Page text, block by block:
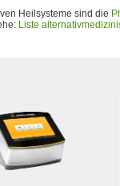
Heilsysteme sind die
Liste